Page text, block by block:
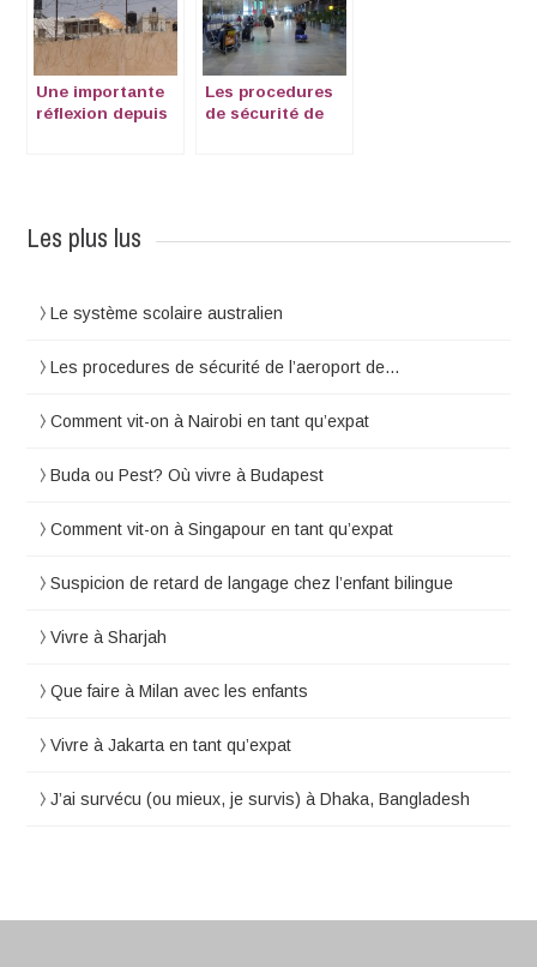
Une importante
réflexion depuis
Les procedures
de sécurité de
Les plus lus
Le système scolaire australien
Les procedures de sécurité de l’aeroport de…
Comment vit-on à Nairobi en tant qu’expat
Buda ou Pest? Où vivre à Budapest
Comment vit-on à Singapour en tant qu’expat
Suspicion de retard de langage chez l’enfant bilingue
Vivre à Sharjah
Que faire à Milan avec les enfants
Vivre à Jakarta en tant qu’expat
J’ai survécu (ou mieux, je survis) à Dhaka, Bangladesh